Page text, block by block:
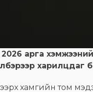
арга
хамгийн том